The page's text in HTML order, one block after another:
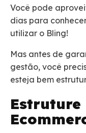
Você pode
dias para
utilizar o Bling!
Mas antes de
gestão, você
esteja bem
Estruture